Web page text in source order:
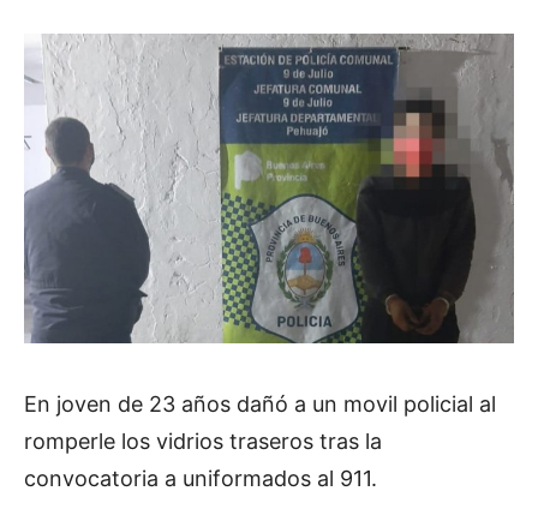
En joven de 23 años dañó a un movil policial al
romperle los vidrios traseros tras la
convocatoria a uniformados al 911.